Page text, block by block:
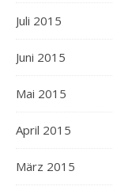
Juli 2015
Juni 2015
Mai 2015
April 2015
März 2015